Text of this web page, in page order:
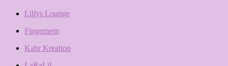
Lillys Lounge
Fingernem
Kahr Kreation